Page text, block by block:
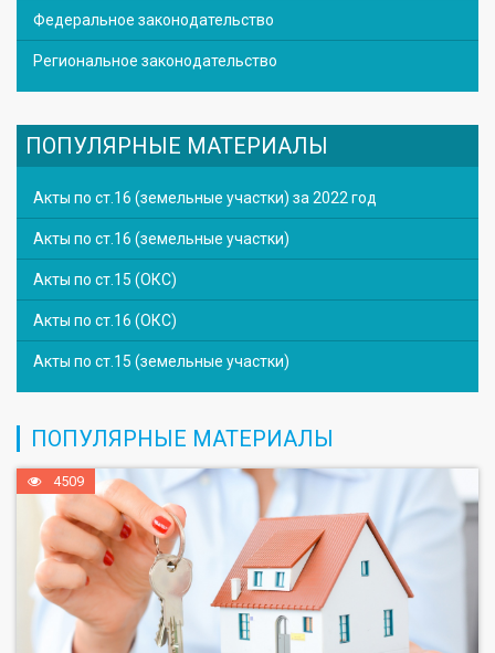
Федеральное законодательство
Региональное законодательство
ПОПУЛЯРНЫЕ МАТЕРИАЛЫ
Акты по ст.16 (земельные участки) за 2022 год
Акты по ст.16 (земельные участки)
Акты по ст.15 (ОКС)
Акты по ст.16 (ОКС)
Акты по ст.15 (земельные участки)
ПОПУЛЯРНЫЕ МАТЕРИАЛЫ
4509